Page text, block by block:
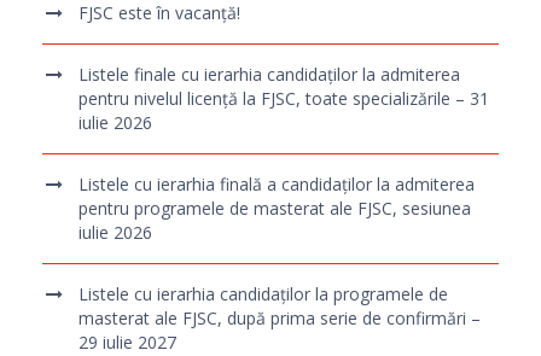
FJSC este în vacanță!
Listele finale cu ierarhia candidaților la admiterea
pentru nivelul licență la FJSC, toate specializările – 31
iulie 2026
Listele cu ierarhia finală a candidaților la admiterea
pentru programele de masterat ale FJSC, sesiunea
iulie 2026
Listele cu ierarhia candidaților la programele de
masterat ale FJSC, după prima serie de confirmări –
29 iulie 2027